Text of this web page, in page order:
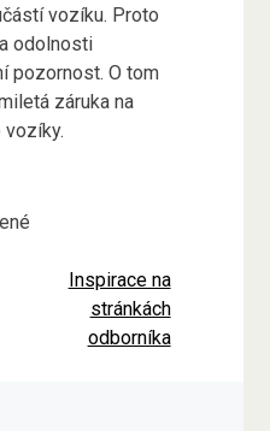
vozíku. Proto
odolnosti
pozornost. O tom
záruka na
vozíky.
Inspirace na
stránkách
odborníka